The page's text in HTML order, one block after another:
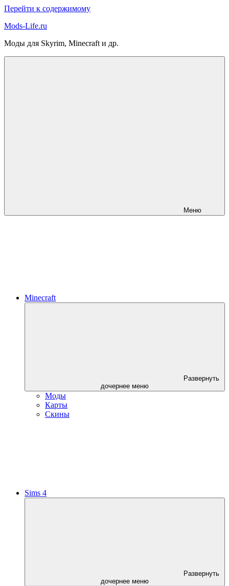
Перейти к содержимому
Mods-Life.ru
Моды для Skyrim, Minecraft и др.
Меню
Minecraft
Развернуть
дочернее меню
Моды
Карты
Скины
Sims 4
Развернуть
дочернее меню